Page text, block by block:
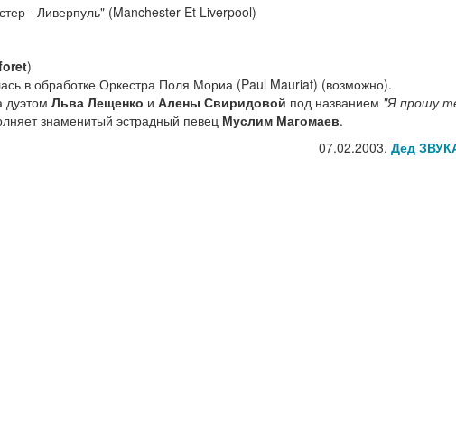
- Ливерпуль" (Manchester Et Liverpool)
)
в обработке Оркестра Поля Мориа (Paul Mauriat) (возможно).
дуэтом Льва Лещенко и Алены Свиридовой под названием "Я прошу
знаменитый эстрадный певец Муслим Магомаев.
07.02.2003, Дед